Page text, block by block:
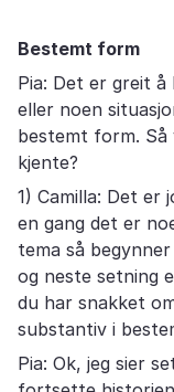
Bestemt form
Pia: Det er greit å
eller noen
bestemt form.
kjente?
1) Camilla: Det er
en gang det er
tema så
og neste setning
du har snakket
substantiv i
Pia: Ok, jeg sier